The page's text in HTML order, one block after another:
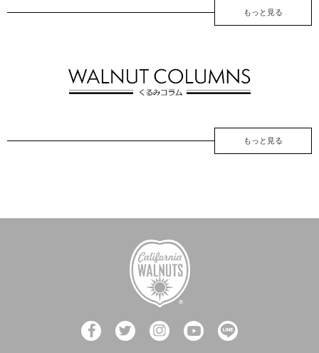
もっと見る
もっと見る